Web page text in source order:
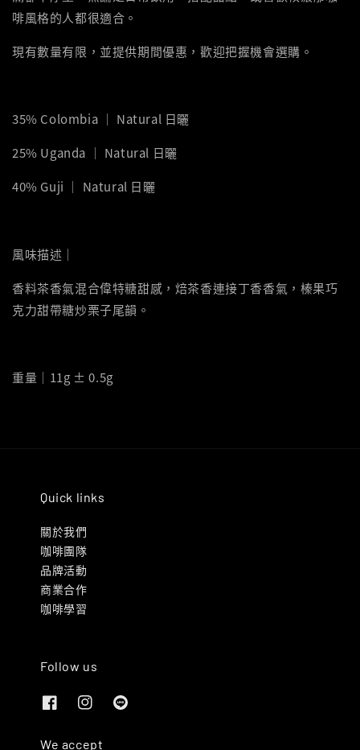
啡風格的人都很適合。
現有數量有限，並提供期間優惠，歡迎把握機會選購。
35% Colombia ｜ Natural 日曬
25% Uganda ｜ Natural 日曬
40% Guji ｜ Natural 日曬
風味描述｜
香料茶香氣混合偉特糖甜感，焙茶香連接丁香香氣，榛果巧
克力甜帶糖炒栗子尾韻。
重量｜11g ± 0.5g
Quick links
關於我們
咖啡團隊
品牌活動
商業合作
咖啡學習
Follow us
We accept